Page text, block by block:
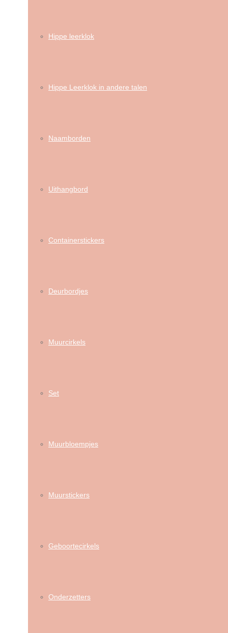
Hippe leerklok
Hippe Leerklok in andere talen
Naamborden
Uithangbord
Containerstickers
Deurbordjes
Muurcirkels
Set
Muurbloempjes
Muurstickers
Geboortecirkels
Onderzetters